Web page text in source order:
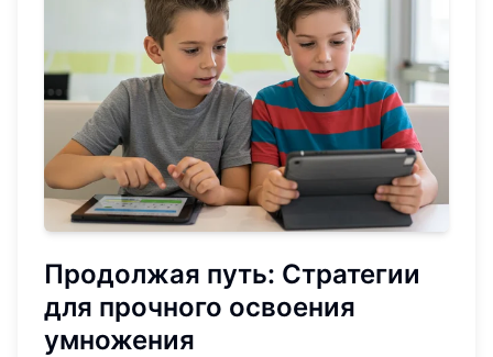
Продолжая путь: Стратегии
для прочного освоения
умножения